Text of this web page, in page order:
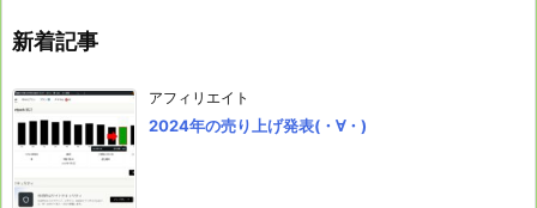
新着記事
アフィリエイト
2024年の売り上げ発表(・∀・)